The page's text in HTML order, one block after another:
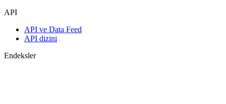
API
API ve Data Feed
API dizini
Endeksler